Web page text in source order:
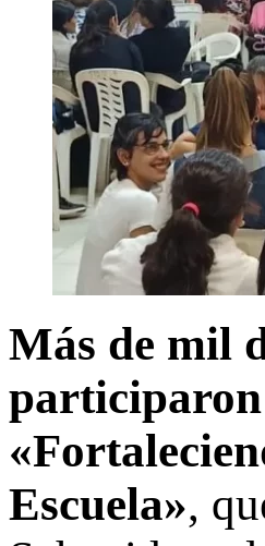
Más de mil
participaron
Escuela»,